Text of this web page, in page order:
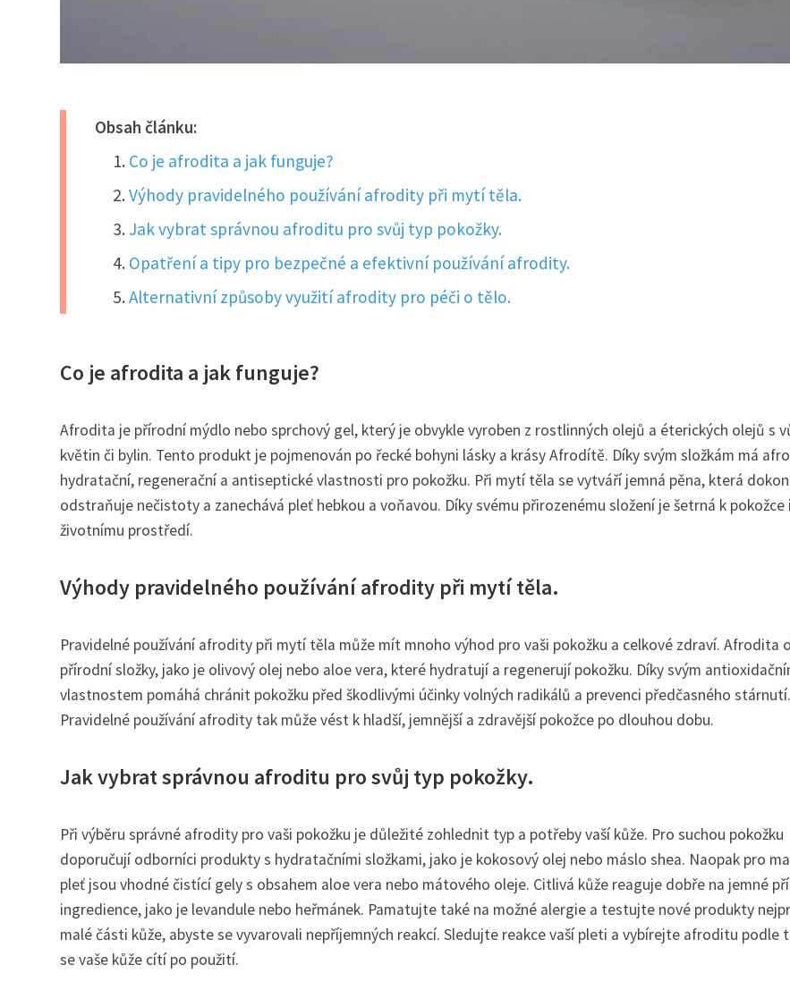
Obsah článku:
Co je afrodita a jak funguje?
Výhody pravidelného používání afrodity při mytí těla.
Jak vybrat správnou afroditu pro svůj typ pokožky.
Opatření a tipy pro bezpečné a efektivní používání afrodity.
Alternativní způsoby využití afrodity pro péči o tělo.
Co je afrodita a jak funguje?
Afrodita je přírodní mýdlo nebo sprchový gel, který je obvykle vyroben z rostlinných olejů a éterických olejů s
květin či bylin. Tento produkt je pojmenován po řecké bohyni lásky a krásy Afrodítě. Díky svým složkám má
hydratační, regenerační a antiseptické vlastnosti pro pokožku. Při mytí těla se vytváří jemná pěna, která
odstraňuje nečistoty a zanechává pleť hebkou a voňavou. Díky svému přirozenému složení je šetrná k pokožce i
životnímu prostředí.
Výhody pravidelného používání afrodity při mytí těla.
Pravidelné používání afrodity při mytí těla může mít mnoho výhod pro vaši pokožku a celkové zdraví. Afrodita
přírodní složky, jako je olivový olej nebo aloe vera, které hydratují a regenerují pokožku. Díky svým
vlastnostem pomáhá chránit pokožku před škodlivými účinky volných radikálů a prevenci předčasného stárnutí.
Pravidelné používání afrodity tak může vést k hladší, jemnější a zdravější pokožce po dlouhou dobu.
Jak vybrat správnou afroditu pro svůj typ pokožky.
Při výběru správné afrodity pro vaši pokožku je důležité zohlednit typ a potřeby vaší kůže. Pro suchou pokožku
doporučují odborníci produkty s hydratačními složkami, jako je kokosový olej nebo máslo shea. Naopak pro
pleť jsou vhodné čistící gely s obsahem aloe vera nebo mátového oleje. Citlivá kůže reaguje dobře na jemné
ingredience, jako je levandule nebo heřmánek. Pamatujte také na možné alergie a testujte nové produkty
malé části kůže, abyste se vyvarovali nepříjemných reakcí. Sledujte reakce vaší pleti a vybírejte afroditu podle
se vaše kůže cítí po použití.